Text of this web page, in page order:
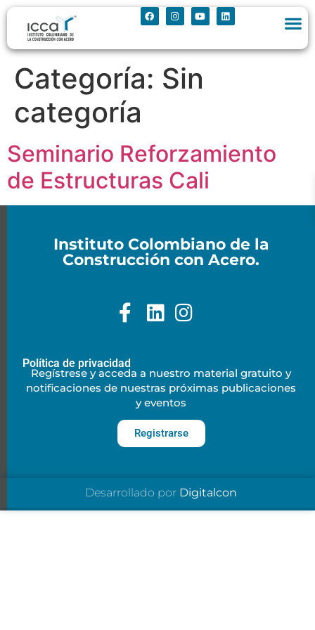
Categoría: Sin
categoría
Seminario Reforzamiento
de Estructuras Cali
Instituto Colombiano de la
Construcción con Acero.
Política de privacidad
Regístrese y acceda a nuestro material gratuito y
notificaciones de nuestras próximas publicaciones
y eventos
Registrarse
Desarrollado por Digitalcon